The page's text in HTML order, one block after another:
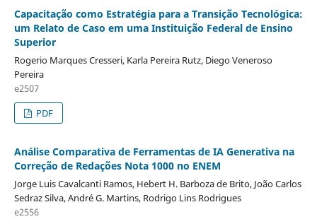
Capacitação como Estratégia para a Transição Tecnológica:
um Relato de Caso em uma Instituição Federal de Ensino
Superior
Rogerio Marques Cresseri, Karla Pereira Rutz, Diego Veneroso
Pereira
e2507
PDF
Análise Comparativa de Ferramentas de IA Generativa na
Correção de Redações Nota 1000 no ENEM
Jorge Luis Cavalcanti Ramos, Hebert H. Barboza de Brito, João Carlos
Sedraz Silva, André G. Martins, Rodrigo Lins Rodrigues
e2556